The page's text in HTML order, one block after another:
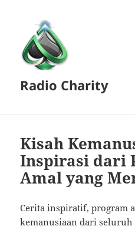
Radio Charity
Kisah
Inspirasi dari
Amal yang
Cerita inspiratif, program
kemanusiaan dari